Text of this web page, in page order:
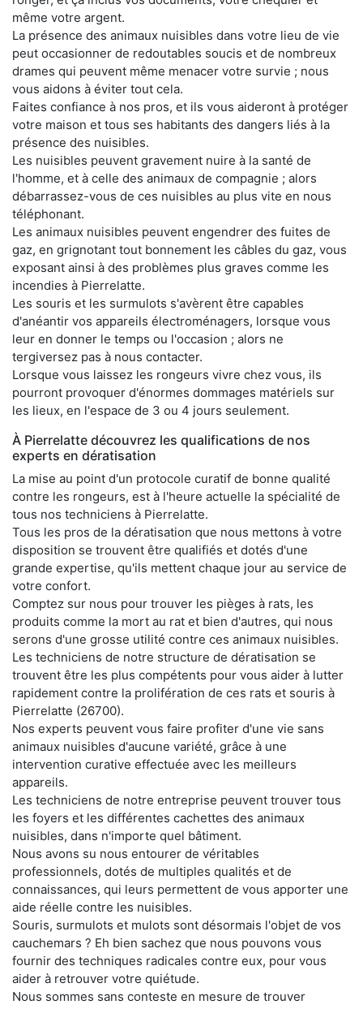
même votre argent.
La présence des animaux nuisibles dans votre lieu de vie
peut occasionner de redoutables soucis et de nombreux
drames qui peuvent même menacer votre survie ; nous
vous aidons à éviter tout cela.
Faites confiance à nos pros, et ils vous aideront à protéger
votre maison et tous ses habitants des dangers liés à la
présence des nuisibles.
Les nuisibles peuvent gravement nuire à la santé de
l'homme, et à celle des animaux de compagnie ; alors
débarrassez-vous de ces nuisibles au plus vite en nous
téléphonant.
Les animaux nuisibles peuvent engendrer des fuites de
gaz, en grignotant tout bonnement les câbles du gaz, vous
exposant ainsi à des problèmes plus graves comme les
incendies à Pierrelatte.
Les souris et les surmulots s'avèrent être capables
d'anéantir vos appareils électroménagers, lorsque vous
leur en donner le temps ou l'occasion ; alors ne
tergiversez pas à nous contacter.
Lorsque vous laissez les rongeurs vivre chez vous, ils
pourront provoquer d'énormes dommages matériels sur
les lieux, en l'espace de 3 ou 4 jours seulement.
À Pierrelatte découvrez les qualifications de nos
experts en dératisation
La mise au point d'un protocole curatif de bonne qualité
contre les rongeurs, est à l'heure actuelle la spécialité de
tous nos techniciens à Pierrelatte.
Tous les pros de la dératisation que nous mettons à votre
disposition se trouvent être qualifiés et dotés d'une
grande expertise, qu'ils mettent chaque jour au service de
votre confort.
Comptez sur nous pour trouver les pièges à rats, les
produits comme la mort au rat et bien d'autres, qui nous
serons d'une grosse utilité contre ces animaux nuisibles.
Les techniciens de notre structure de dératisation se
trouvent être les plus compétents pour vous aider à lutter
rapidement contre la prolifération de ces rats et souris à
Pierrelatte (26700).
Nos experts peuvent vous faire profiter d'une vie sans
animaux nuisibles d'aucune variété, grâce à une
intervention curative effectuée avec les meilleurs
appareils.
Les techniciens de notre entreprise peuvent trouver tous
les foyers et les différentes cachettes des animaux
nuisibles, dans n'importe quel bâtiment.
Nous avons su nous entourer de véritables
professionnels, dotés de multiples qualités et de
connaissances, qui leurs permettent de vous apporter une
aide réelle contre les nuisibles.
Souris, surmulots et mulots sont désormais l'objet de vos
cauchemars ? Eh bien sachez que nous pouvons vous
fournir des techniques radicales contre eux, pour vous
aider à retrouver votre quiétude.
Nous sommes sans conteste en mesure de trouver